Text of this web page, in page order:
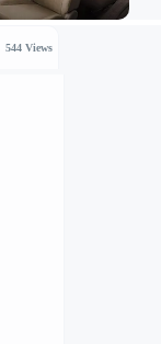
544 Views